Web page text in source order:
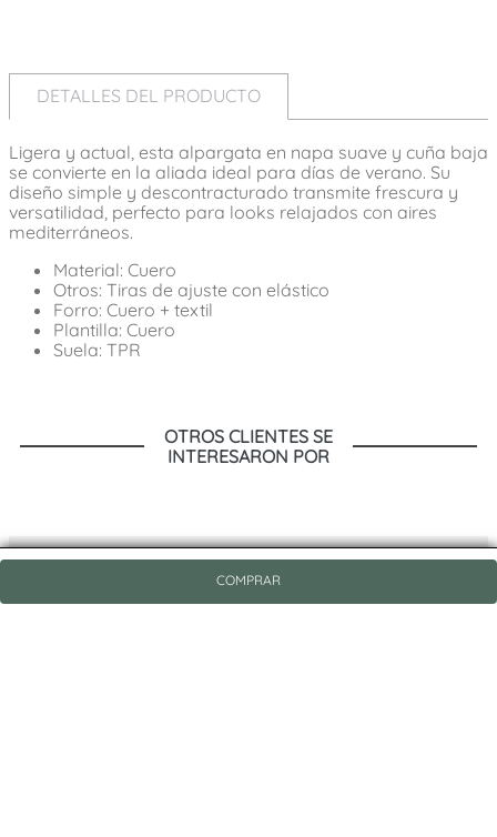
COMPRAR
DETALLES DEL PRODUCTO
Ligera y actual, esta alpargata en napa suave y cuña baja
se convierte en la aliada ideal para días de verano. Su
diseño simple y descontracturado transmite frescura y
versatilidad, perfecto para looks relajados con aires
mediterráneos.
Material: Cuero
Otros: Tiras de ajuste con elástico
Forro: Cuero + textil
Plantilla: Cuero
Suela: TPR
OTROS CLIENTES SE
INTERESARON POR